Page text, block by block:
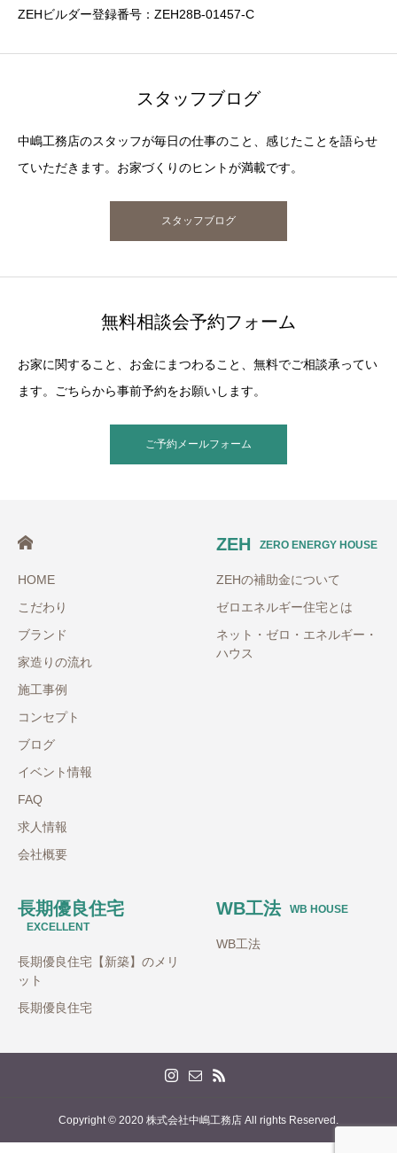
ZEHビルダー登録番号：ZEH28B-01457-C
スタッフブログ
中嶋工務店のスタッフが毎日の仕事のこと、感じたことを語らせ
ていただきます。お家づくりのヒントが満載です。
スタッフブログ
無料相談会予約フォーム
お家に関すること、お金にまつわること、無料でご相談承ってい
ます。ごちらから事前予約をお願いします。
ご予約メールフォーム
HOME
こだわり
ブランド
家造りの流れ
施工事例
コンセプト
ブログ
イベント情報
FAQ
求人情報
会社概要
ZEH ZERO ENERGY HOUSE
ZEHの補助金について
ゼロエネルギー住宅とは
ネット・ゼロ・エネルギー・
ハウス
長期優良住宅
EXCELLENT
長期優良住宅【新築】のメリ
ット
長期優良住宅
WB工法 WB HOUSE
WB工法
Copyright © 2020 株式会社中嶋工務店 All rights Reserved.